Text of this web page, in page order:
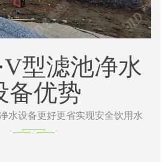
型滤池净水
备优势
水设备更好更省实现安全饮用水